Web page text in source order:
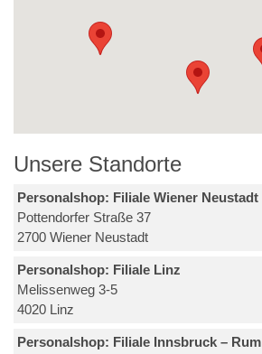
Unsere Standorte
Personalshop: Filiale Wiener Neustadt
Pottendorfer Straße 37
2700 Wiener Neustadt
Personalshop: Filiale Linz
Melissenweg 3-5
4020 Linz
Personalshop: Filiale Innsbruck – Rum